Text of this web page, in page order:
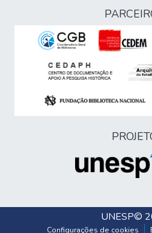
UNESP©
Configurações de cookies